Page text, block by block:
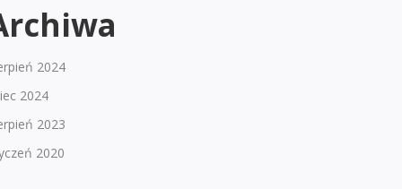
2024
2024
2023
2020